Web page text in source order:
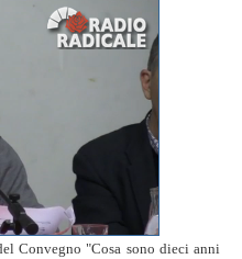
Convegno "Cosa sono dieci anni